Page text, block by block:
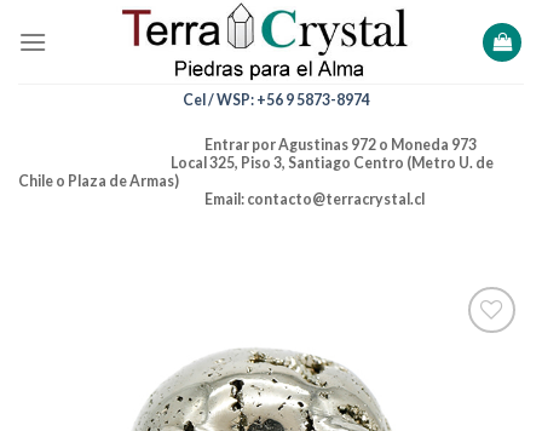
Cel / WSP: +56 9 5873-8974
Entrar por Agustinas 972 o Moneda 973
Local 325, Piso 3, Santiago Centro (Metro U. de
Chile o Plaza de Armas)
Email: contacto@terracrystal.cl